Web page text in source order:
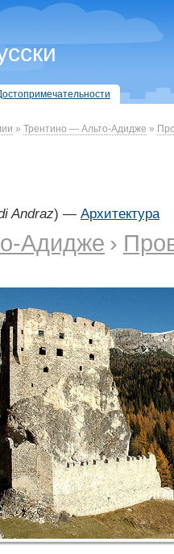
» Трентино — Альто-Адидже »
Andraz) — Архитектура
Адидже ›